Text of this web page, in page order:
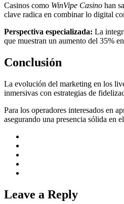
Casinos como WinVipe Casino han
clave radica en combinar lo digital
Perspectiva especializada: La
que muestran un aumento del 35%
Conclusión
La evolución del marketing en los
inmersivas con estrategias de
Para los operadores interesados en
asegurando una presencia sólida en
Leave a Reply